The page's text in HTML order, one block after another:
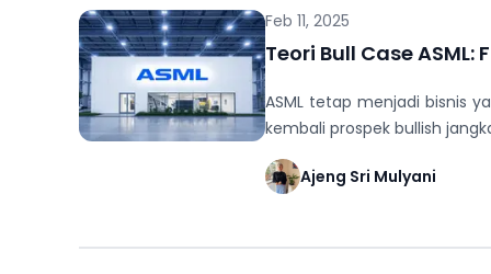
Feb 11, 2025
Teori Bull Case
ASML tetap menjadi bisnis
kembali prospek bullish
Ajeng Sri Mulyani